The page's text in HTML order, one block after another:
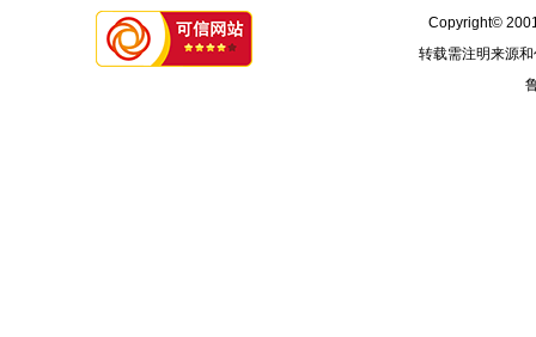
Copyright©
转载需注明来源